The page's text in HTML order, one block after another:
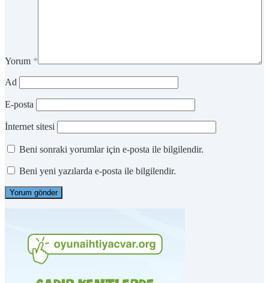
Yorum *
Ad
E-posta
İnternet sitesi
Beni sonraki yorumlar için e-posta ile bilgilendir.
Beni yeni yazılarda e-posta ile bilgilendir.